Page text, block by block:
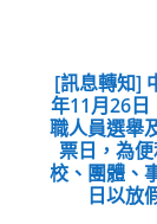
[訊息轉知]
年11月26日
職人員選舉
票日，為
校、團體、
日以放